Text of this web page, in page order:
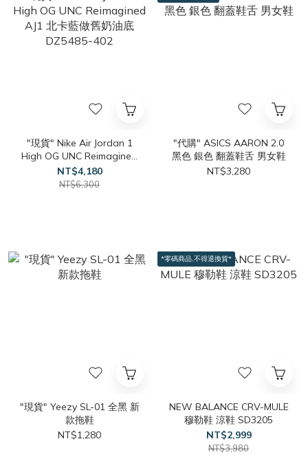
"現貨" Nike Air Jordan 1
High OG UNC Reimagined
AJ1 北卡藍做舊奶油底
DZ5485-402
NT$4,180
NT$6,300
"代購" ASICS AARON 2.0
黑色 銀色 翻蓋鞋舌 男女鞋
NT$3,280
"現貨" Yeezy SL-01 全黑 新
款拖鞋
NT$1,280
*零碼商品,不得退換貨*
NEW BALANCE CRV-MULE
穆勒鞋 涼鞋 SD3205
NT$2,999
NT$3,980